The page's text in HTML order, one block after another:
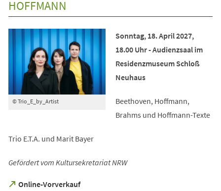
HOFFMANN
© Trio_E_by_Artist
Sonntag, 18. April 2027,
18.00 Uhr - Audienzsaal im
Residenzmuseum Schloß
Neuhaus
Beethoven, Hoffmann,
Brahms und Hoffmann-Texte
Trio E.T.A. und Marit Bayer
Gefördert vom Kultursekretariat NRW
Online-Vorverkauf
(Öffnet